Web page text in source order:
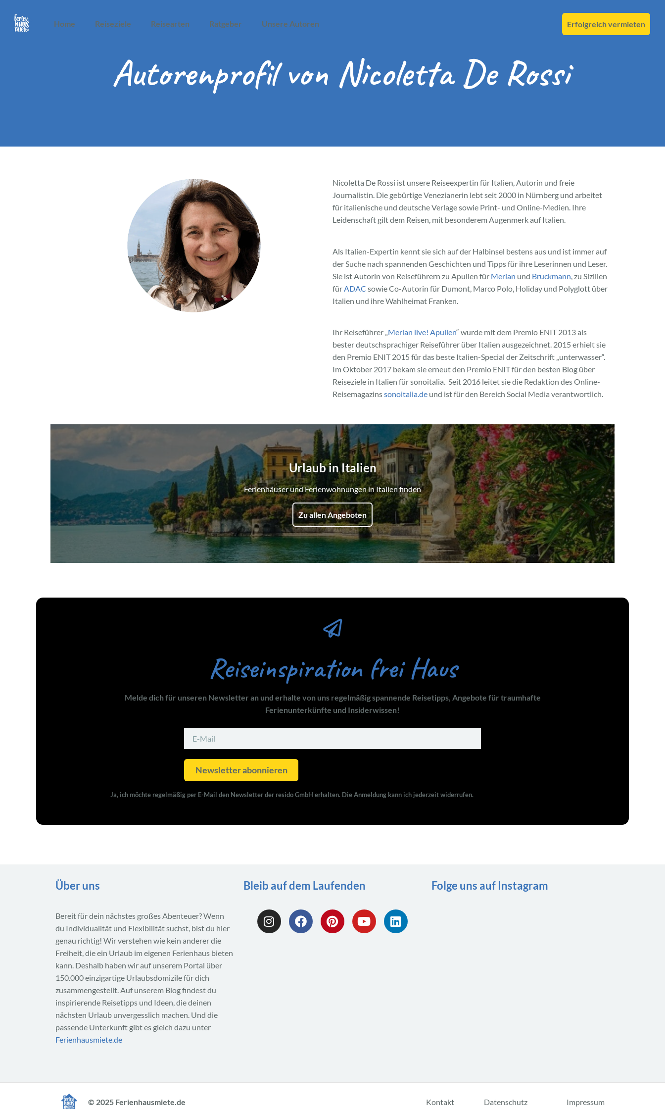
Home Reiseziele Reisearten Ratgeber Unsere Autoren Erfolgreich vermieten
Autorenprofil von Nicoletta De Rossi
Nicoletta De Rossi ist unsere Reiseexpertin für Italien, Autorin und freie
Journalistin. Die gebürtige Venezianerin lebt seit 2000 in Nürnberg und arbeitet
für italienische und deutsche Verlage sowie Print- und Online-Medien. Ihre
Leidenschaft gilt dem Reisen, mit besonderem Augenmerk auf Italien.
Als Italien-Expertin kennt sie sich auf der Halbinsel bestens aus und ist immer auf
der Suche nach spannenden Geschichten und Tipps für ihre Leserinnen und Leser.
Sie ist Autorin von Reiseführern zu Apulien für Merian und Bruckmann , zu Sizilien
für ADAC sowie Co-Autorin für Dumont, Marco Polo, Holiday und Polyglott über
Italien und ihre Wahlheimat Franken.
Ihr Reiseführer „Merian live! Apulien“ wurde mit dem Premio ENIT 2013 als
bester deutschsprachiger Reiseführer über Italien ausgezeichnet. 2015 erhielt sie
den Premio ENIT 2015 für das beste Italien-Special der Zeitschrift „unterwasser“.
Im Oktober 2017 bekam sie erneut den Premio ENIT für den besten Blog über
Reiseziele in Italien für sonoitalia. Seit 2016 leitet sie die Redaktion des Online-
Reisemagazinssonoitalia.de und ist für den Bereich Social Media verantwortlich.
Urlaub in Italien
Ferienhäuser und Ferienwohnungen in Italien finden
Zu allen Angeboten
Reiseinspiration frei Haus
Melde dich für unseren Newsletter an und erhalte von uns regelmäßig spannende Reisetipps, Angebote für traumhafte
Ferienunterkünfte und Insiderwissen!
Newsletter abonnieren
Ja, ich möchte regelmäßig per E-Mail den Newsletter der resido GmbH erhalten. Die Anmeldung kann ich jederzeit widerrufen.
Über uns
Bereit für dein nächstes großes Abenteuer? Wenn
du Individualität und Flexibilität suchst, bist du hier
genau richtig! Wir verstehen wie kein anderer die
Freiheit, die ein Urlaub im eigenen Ferienhaus bieten
kann. Deshalb haben wir auf unserem Portal über
150.000 einzigartige Urlaubsdomizile für dich
zusammengestellt. Auf unserem Blog findest du
inspirierende Reisetipps und Ideen, die deinen
nächsten Urlaub unvergesslich machen. Und die
passende Unterkunft gibt es gleich dazu unter
Ferienhausmiete.de
Bleib auf dem Laufenden Folge uns auf Instagram
© 2025 Ferienhausmiete.de Kontakt Datenschutz Impressum